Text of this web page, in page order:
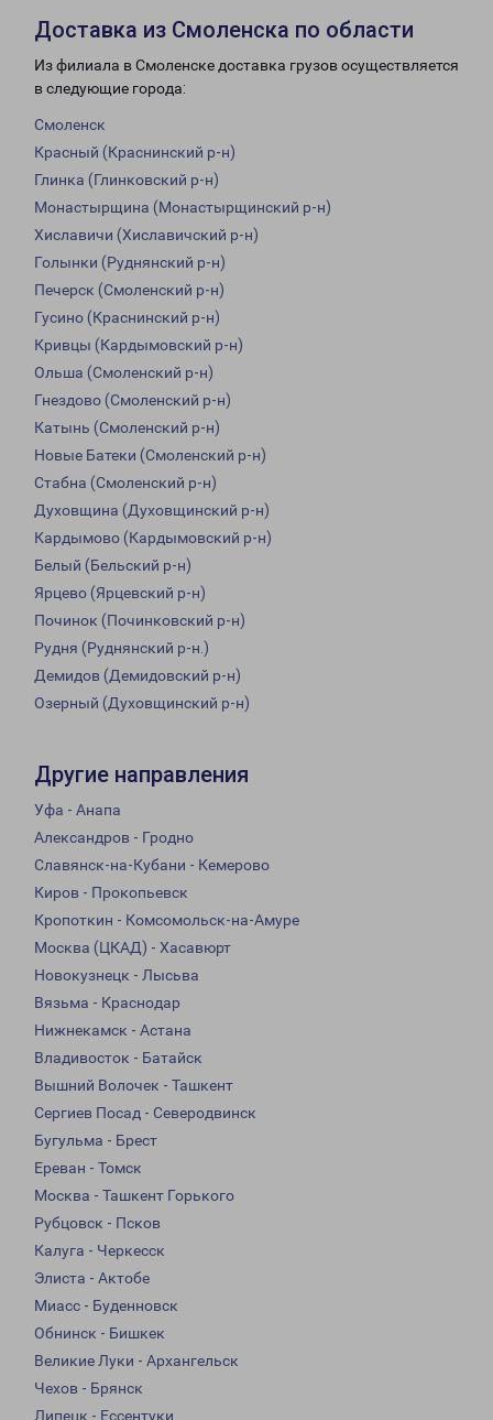
Доставка из Смоленска по области
Из филиала в Смоленске доставка грузов осуществляется
в следующие города:
Смоленск
Красный (Краснинский р-н)
Глинка (Глинковский р-н)
Монастырщина (Монастырщинский р-н)
Хиславичи (Хиславичский р-н)
Голынки (Руднянский р-н)
Печерск (Смоленский р-н)
Гусино (Краснинский р-н)
Кривцы (Кардымовский р-н)
Ольша (Смоленский р-н)
Гнездово (Смоленский р-н)
Катынь (Смоленский р-н)
Новые Батеки (Смоленский р-н)
Стабна (Смоленский р-н)
Духовщина (Духовщинский р-н)
Кардымово (Кардымовский р-н)
Белый (Бельский р-н)
Ярцево (Ярцевский р-н)
Починок (Починковский р-н)
Рудня (Руднянский р-н.)
Демидов (Демидовский р-н)
Озерный (Духовщинский р-н)
Другие направления
Уфа - Анапа
Александров - Гродно
Славянск-на-Кубани - Кемерово
Киров - Прокопьевск
Кропоткин - Комсомольск-на-Амуре
Москва (ЦКАД) - Хасавюрт
Новокузнецк - Лысьва
Вязьма - Краснодар
Нижнекамск - Астана
Владивосток - Батайск
Вышний Волочек - Ташкент
Сергиев Посад - Северодвинск
Бугульма - Брест
Ереван - Томск
Москва - Ташкент Горького
Рубцовск - Псков
Калуга - Черкесск
Элиста - Актобе
Миасс - Буденновск
Обнинск - Бишкек
Великие Луки - Архангельск
Чехов - Брянск
Липецк - Ессентуки